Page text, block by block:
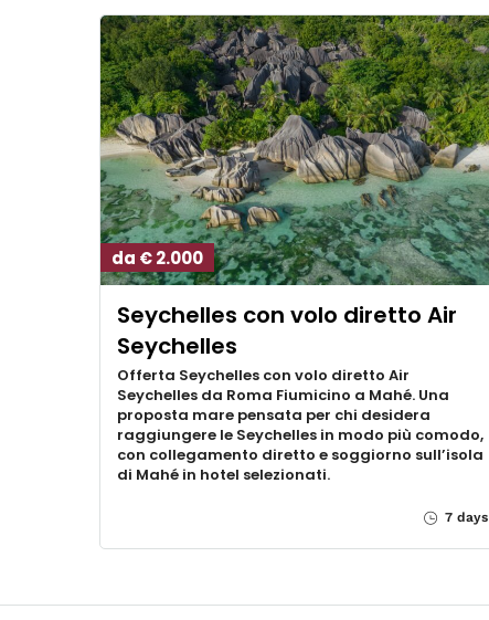
da € 2.000
Seychelles con volo diretto Air
Seychelles
Offerta Seychelles con volo diretto Air
Seychelles da Roma Fiumicino a Mahé. Una
proposta mare pensata per chi desidera
raggiungere le Seychelles in modo più comodo,
con collegamento diretto e soggiorno sull’isola
di Mahé in hotel selezionati.
7 days